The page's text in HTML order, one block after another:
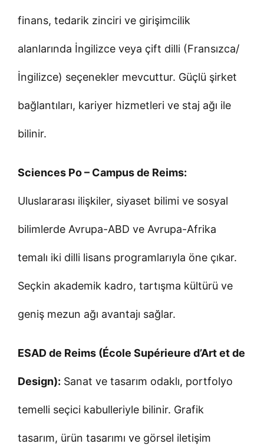
finans, tedarik zinciri ve girişimcilik
alanlarında İngilizce veya çift dilli (Fransızca/
İngilizce) seçenekler mevcuttur. Güçlü şirket
bağlantıları, kariyer hizmetleri ve staj ağı ile
bilinir.
Sciences Po – Campus de Reims:
Uluslararası ilişkiler, siyaset bilimi ve sosyal
bilimlerde Avrupa-ABD ve Avrupa-Afrika
temalı iki dilli lisans programlarıyla öne çıkar.
Seçkin akademik kadro, tartışma kültürü ve
geniş mezun ağı avantajı sağlar.
ESAD de Reims (École Supérieure d’Art et de
Design): Sanat ve tasarım odaklı, portfolyo
temelli seçici kabulleriyle bilinir. Grafik
tasarım, ürün tasarımı ve görsel iletişim